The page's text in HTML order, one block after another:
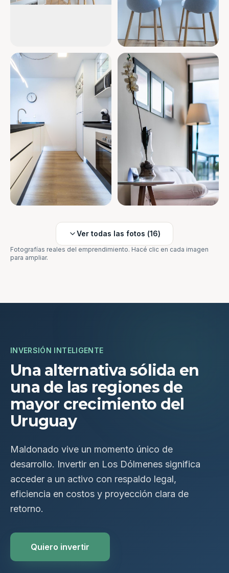
Ver todas las fotos (16)
Fotografías reales del emprendimiento. Hacé clic en cada imagen
para ampliar.
INVERSIÓN INTELIGENTE
Una alternativa sólida en
una de las regiones de
mayor crecimiento del
Uruguay
Maldonado vive un momento único de
desarrollo. Invertir en Los Dólmenes significa
acceder a un activo con respaldo legal,
eficiencia en costos y proyección clara de
retorno.
Quiero invertir